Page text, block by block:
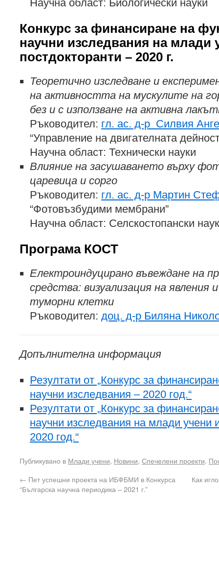
Научна област: Биологически науки
Конкурс за финансиране на
научни изследвания на млади
постдокторанти – 2020 г.
Теоретично изследване и
на активността на мускулите на
без и с използване на активна
Ръководител: гл. ас. д-р Силвия
“Управление на двигателната
Научна област: Технически науки
Влияние на засушаването върху
царевица и сорго
Ръководител: гл. ас. д-р Мартин
“Фотовъзбудими мембрани”
Научна област: Селскостопански
Програма КОСТ
Електроиндуцирано въвеждане на
средства: визуализация на явления
туморни клетки
Ръководител: доц. д-р Биляна
Допълнителна информация
Резултати от „Конкурс за
научни изследвания – 2020 год.“
Резултати от „Конкурс за
научни изследвания на млади учени
2020 год.“
Публикувано в Млади учени, Новини, Спечелени проекти.
← Пет успешни проекта на ИБФБМИ в Конкурса
“Българска научна периодика – 2021 г.”
Как